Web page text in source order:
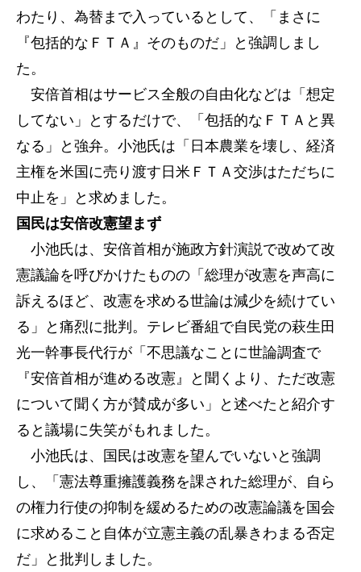
わたり、為替まで入っているとして、「まさに
『包括的なＦＴＡ』そのものだ」と強調しまし
た。
安倍首相はサービス全般の自由化などは「想定
してない」とするだけで、「包括的なＦＴＡと異
なる」と強弁。小池氏は「日本農業を壊し、経済
主権を米国に売り渡す日米ＦＴＡ交渉はただちに
中止を」と求めました。
国民は安倍改憲望まず
小池氏は、安倍首相が施政方針演説で改めて改
憲議論を呼びかけたものの「総理が改憲を声高に
訴えるほど、改憲を求める世論は減少を続けてい
る」と痛烈に批判。テレビ番組で自民党の萩生田
光一幹事長代行が「不思議なことに世論調査で
『安倍首相が進める改憲』と聞くより、ただ改憲
について聞く方が賛成が多い」と述べたと紹介す
ると議場に失笑がもれました。
小池氏は、国民は改憲を望んでいないと強調
し、「憲法尊重擁護義務を課された総理が、自ら
の権力行使の抑制を緩めるための改憲論議を国会
に求めること自体が立憲主義の乱暴きわまる否定
だ」と批判しました。